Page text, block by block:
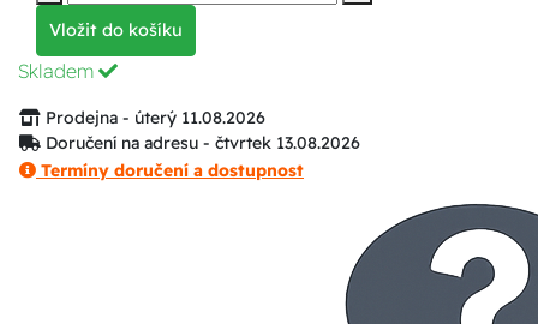
Vložit do košíku
Skladem
Prodejna - úterý 11.08.2026
Doručení na adresu - čtvrtek 13.08.2026
Termíny doručení a dostupnost